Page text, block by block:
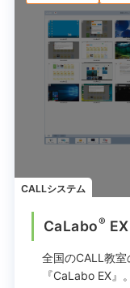
CALLシステム
CaLabo® EX
全国のCALL教
『CaLabo EX』。